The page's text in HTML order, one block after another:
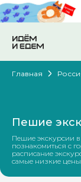
Главная
Пешие
Пешие экскурсии
познакомиться с
расписание
самые низкие цены